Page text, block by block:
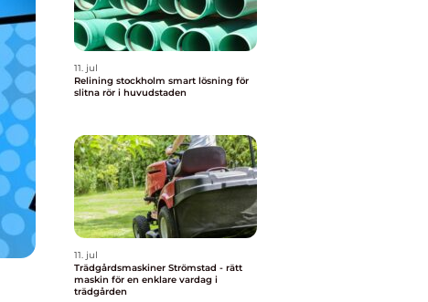
11. jul
Relining stockholm smart lösning för
slitna rör i huvudstaden
11. jul
Trädgårdsmaskiner Strömstad - rätt
maskin för en enklare vardag i
trädgården